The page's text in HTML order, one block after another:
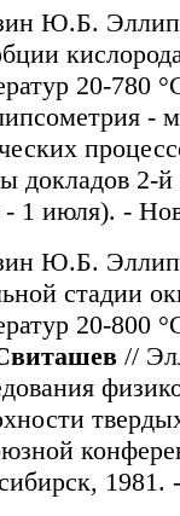
Ю.Б.
20-780
-
докладов 2-
1 июля). -
Ю.Б.
стадии
20-
//
1981.